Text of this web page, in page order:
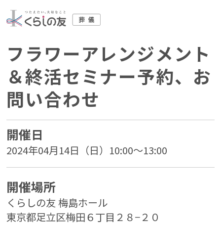
フラワーアレンジメント
＆終活セミナー予約、お
問い合わせ
開催日
2024年04月14日（日）10:00～13:00
開催場所
くらしの友 梅島ホール
東京都足立区梅田６丁目２８−２０